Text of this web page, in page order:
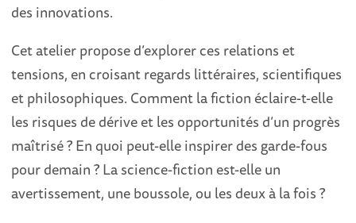
des innovations.
Cet atelier propose d’explorer ces relations et
tensions, en croisant regards littéraires, scientifiques
et philosophiques. Comment la fiction éclaire-t-elle
les risques de dérive et les opportunités d’un progrès
maîtrisé ? En quoi peut-elle inspirer des garde-fous
pour demain ? La science-fiction est-elle un
avertissement, une boussole, ou les deux à la fois ?